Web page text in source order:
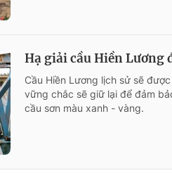
Hạ giải cầu Hiền Lương
Cầu Hiền Lương lịch sử sẽ
vững chắc sẽ giữ lại để đảm
cầu sơn màu xanh - vàng.